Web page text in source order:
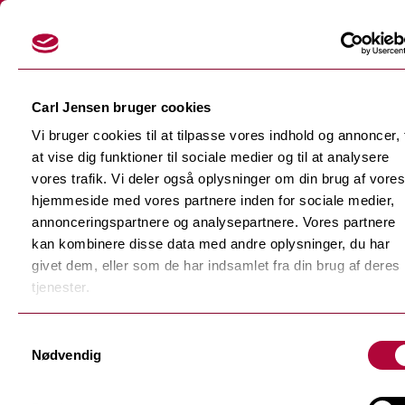
Carl Jensen bruger cookies
Vi bruger cookies til at tilpasse vores indhold og annoncer,
at vise dig funktioner til sociale medier og til at analysere
vores trafik. Vi deler også oplysninger om din brug af vores
hjemmeside med vores partnere inden for sociale medier,
annonceringspartnere og analysepartnere. Vores partnere
kan kombinere disse data med andre oplysninger, du har
givet dem, eller som de har indsamlet fra din brug af deres
tjenester.
Nødvendig
Skærefolier
Tilbage
Dekorationsfolier
Tilbage
Støbte dekorationsfolier
Monomere dekorationsfolie